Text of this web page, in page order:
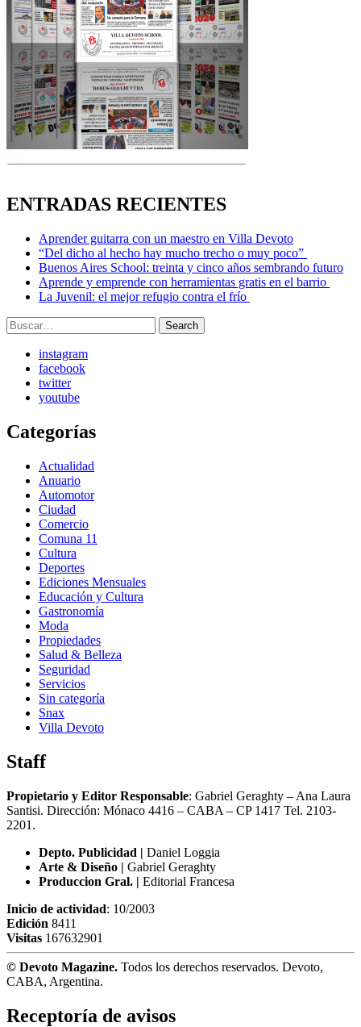
ENTRADAS RECIENTES
Aprender guitarra con un maestro en Villa Devoto
“Del dicho al hecho hay mucho trecho o muy poco”
Buenos Aires School: treinta y cinco años sembrando futuro
Aprende y emprende con herramientas gratis en el barrio
La Juvenil: el mejor refugio contra el frío
Search
for:
Search
instagram
facebook
twitter
youtube
Categorías
Actualidad
Anuario
Automotor
Ciudad
Comercio
Comuna 11
Cultura
Deportes
Ediciones Mensuales
Educación y Cultura
Gastronomía
Moda
Propiedades
Salud & Belleza
Seguridad
Servicios
Sin categoría
Snax
Villa Devoto
Staff
Propietario y Editor Responsable: Gabriel Geraghty – Ana Laura
Santisi. Dirección: Mónaco 4416 – CABA – CP 1417 Tel. 2103-
2201.
Depto. Publicidad | Daniel Loggia
Arte & Diseño | Gabriel Geraghty
Produccion Gral. | Editorial Francesa
Inicio de actividad: 10/2003
Edición 8411
Visitas 167632901
© Devoto Magazine. Todos los derechos reservados. Devoto,
CABA, Argentina.
Receptoría de avisos